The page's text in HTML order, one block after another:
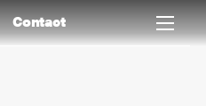
Contact